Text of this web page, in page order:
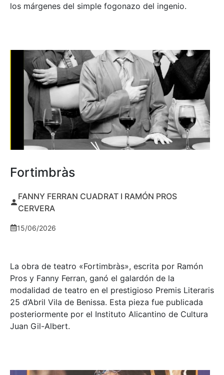
los márgenes del simple fogonazo del ingenio.
Fortimbràs
FANNY FERRAN CUADRAT I RAMÓN PROS
CERVERA
15/06/2026
La obra de teatro «Fortimbràs», escrita por Ramón
Pros y Fanny Ferran, ganó el galardón de la
modalidad de teatro en el prestigioso Premis Literaris
25 d’Abril Vila de Benissa. Esta pieza fue publicada
posteriormente por el Instituto Alicantino de Cultura
Juan Gil-Albert.